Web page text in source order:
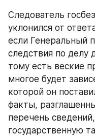
Следователь
уклонился от
если Генеральный
следствия по делу
тому есть веские
многое будет
которой он
факты,
перечень
государственную